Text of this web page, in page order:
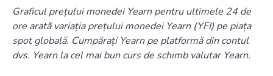
Graficul prețului monedei Yearn pentru ultimele 24 de
ore arată variația prețului monedei Yearn (YFI) pe piața
spot globală. Cumpărați Yearn pe platformă din contul
dvs. Yearn la cel mai bun curs de schimb valutar Yearn.